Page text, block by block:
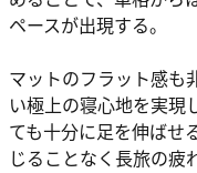
ペースが出現する。
マットのフラット感も
い極上の寝心地を実現
ても十分に足を伸ばせ
じることなく長旅の疲